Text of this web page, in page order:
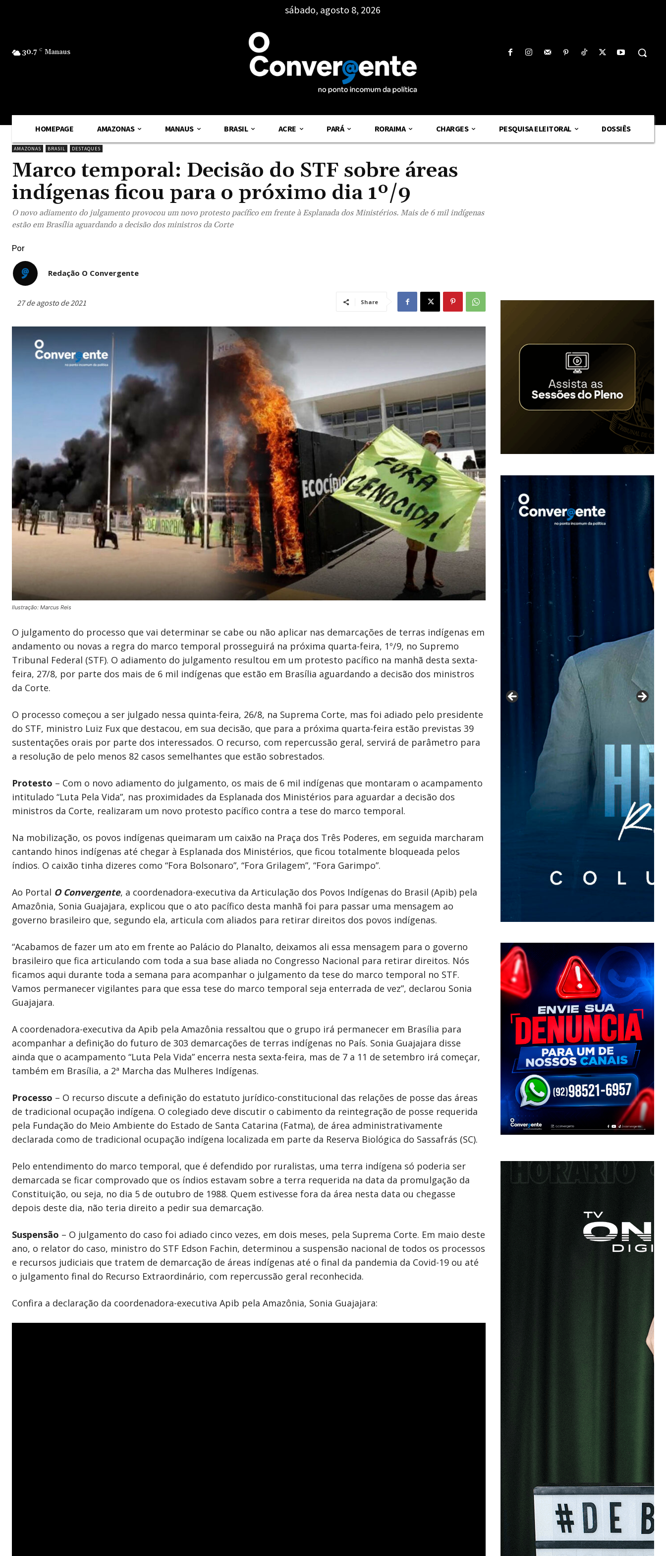
30.7 C Manaus
sábado, agosto 8, 2026
HOMEPAGE AMAZONAS MANAUS BRASIL ACRE PARÁ RORAIMA CHARGES PESQUISA ELEITORAL DOSSIÊS
AMAZONAS BRASIL DESTAQUES
Marco temporal: Decisão do STF sobre áreas
indígenas ficou para o próximo dia 1º/9
O novo adiamento do julgamento provocou um novo protesto pacífico em frente à Esplanada dos Ministérios. Mais de 6 mil indígenas
estão em Brasília aguardando a decisão dos ministros da Corte
Por
Redação O Convergente
27 de agosto de 2021 Share
Ilustração: Marcus Reis
O julgamento do processo que vai determinar se cabe ou não aplicar nas demarcações de terras indígenas em
andamento ou novas a regra do marco temporal prosseguirá na próxima quarta-feira, 1º/9, no Supremo
Tribunal Federal (STF). O adiamento do julgamento resultou em um protesto pacífico na manhã desta sexta-
feira, 27/8, por parte dos mais de 6 mil indígenas que estão em Brasília aguardando a decisão dos ministros
da Corte.
O processo começou a ser julgado nessa quinta-feira, 26/8, na Suprema Corte, mas foi adiado pelo presidente
do STF, ministro Luiz Fux que destacou, em sua decisão, que para a próxima quarta-feira estão previstas 39
sustentações orais por parte dos interessados. O recurso, com repercussão geral, servirá de parâmetro para
a resolução de pelo menos 82 casos semelhantes que estão sobrestados.
Protesto – Com o novo adiamento do julgamento, os mais de 6 mil indígenas que montaram o acampamento
intitulado “Luta Pela Vida”, nas proximidades da Esplanada dos Ministérios para aguardar a decisão dos
ministros da Corte, realizaram um novo protesto pacífico contra a tese do marco temporal.
Na mobilização, os povos indígenas queimaram um caixão na Praça dos Três Poderes, em seguida marcharam
cantando hinos indígenas até chegar à Esplanada dos Ministérios, que ficou totalmente bloqueada pelos
índios. O caixão tinha dizeres como “Fora Bolsonaro”, “Fora Grilagem”, “Fora Garimpo”.
Ao Portal O Convergente, a coordenadora-executiva da Articulação dos Povos Indígenas do Brasil (Apib) pela
Amazônia, Sonia Guajajara, explicou que o ato pacífico desta manhã foi para passar uma mensagem ao
governo brasileiro que, segundo ela, articula com aliados para retirar direitos dos povos indígenas.
“Acabamos de fazer um ato em frente ao Palácio do Planalto, deixamos ali essa mensagem para o governo
brasileiro que fica articulando com toda a sua base aliada no Congresso Nacional para retirar direitos. Nós
ficamos aqui durante toda a semana para acompanhar o julgamento da tese do marco temporal no STF.
Vamos permanecer vigilantes para que essa tese do marco temporal seja enterrada de vez”, declarou Sonia
Guajajara.
A coordenadora-executiva da Apib pela Amazônia ressaltou que o grupo irá permanecer em Brasília para
acompanhar a definição do futuro de 303 demarcações de terras indígenas no País. Sonia Guajajara disse
ainda que o acampamento “Luta Pela Vida” encerra nesta sexta-feira, mas de 7 a 11 de setembro irá começar,
também em Brasília, a 2ª Marcha das Mulheres Indígenas.
Processo – O recurso discute a definição do estatuto jurídico-constitucional das relações de posse das áreas
de tradicional ocupação indígena. O colegiado deve discutir o cabimento da reintegração de posse requerida
pela Fundação do Meio Ambiente do Estado de Santa Catarina (Fatma), de área administrativamente
declarada como de tradicional ocupação indígena localizada em parte da Reserva Biológica do Sassafrás (SC).
Pelo entendimento do marco temporal, que é defendido por ruralistas, uma terra indígena só poderia ser
demarcada se ficar comprovado que os índios estavam sobre a terra requerida na data da promulgação da
Constituição, ou seja, no dia 5 de outubro de 1988. Quem estivesse fora da área nesta data ou chegasse
depois deste dia, não teria direito a pedir sua demarcação.
Suspensão – O julgamento do caso foi adiado cinco vezes, em dois meses, pela Suprema Corte. Em maio deste
ano, o relator do caso, ministro do STF Edson Fachin, determinou a suspensão nacional de todos os processos
e recursos judiciais que tratem de demarcação de áreas indígenas até o final da pandemia da Covid-19 ou até
o julgamento final do Recurso Extraordinário, com repercussão geral reconhecida.
Confira a declaração da coordenadora-executiva Apib pela Amazônia, Sonia Guajajara: